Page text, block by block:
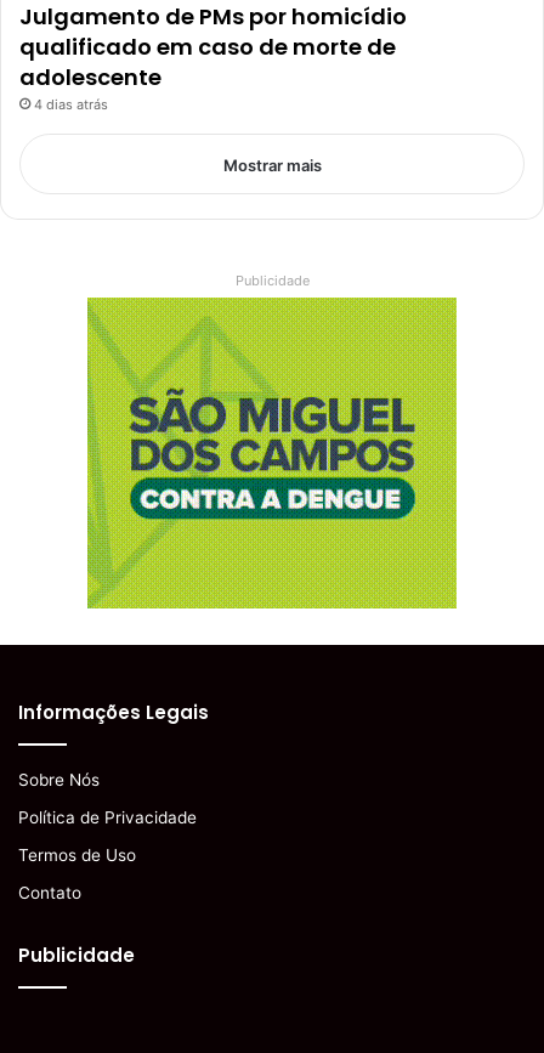
Julgamento de PMs por homicídio
qualificado em caso de morte de
adolescente
4 dias atrás
Mostrar mais
Publicidade
Informações Legais
Sobre Nós
Política de Privacidade
Termos de Uso
Contato
Publicidade